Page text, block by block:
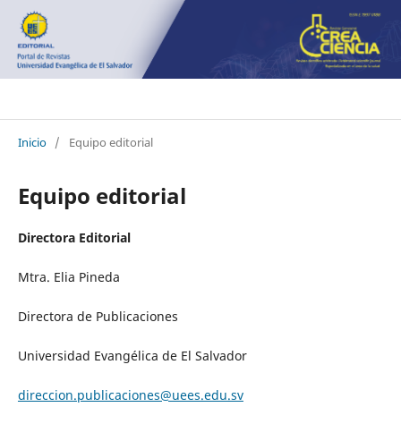
Inicio / Equipo editorial
Equipo editorial
Directora Editorial
Mtra. Elia Pineda
Directora de Publicaciones
Universidad Evangélica de El Salvador
direccion.publicaciones@uees.edu.sv